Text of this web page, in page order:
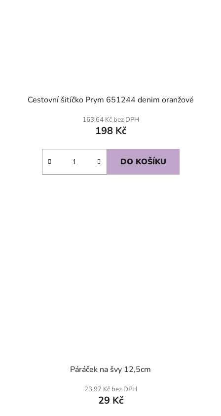
Cestovní šitíčko Prym 651244 denim oranžové
163,64 Kč bez DPH
198 Kč
DO KOŠÍKU
Páráček na švy 12,5cm
23,97 Kč bez DPH
29 Kč